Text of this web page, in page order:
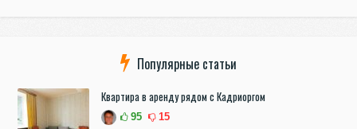
Популярные статьи
Квартира в аренду рядом с Кадриоргом
95 15